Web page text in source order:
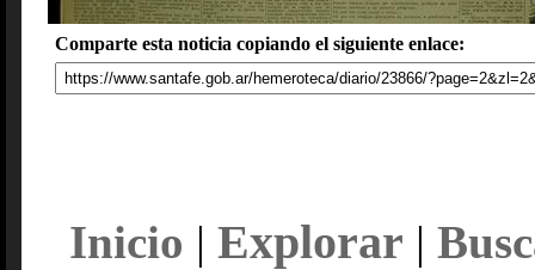
Comparte esta noticia copiando el siguiente enlace:
Inicio | Explorar |